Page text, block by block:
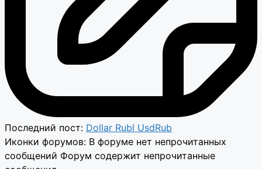
Последний пост: Dollar Rubl UsdRub
Иконки форумов: В форуме нет непрочитанных
сообщений Форум содержит непрочитанные